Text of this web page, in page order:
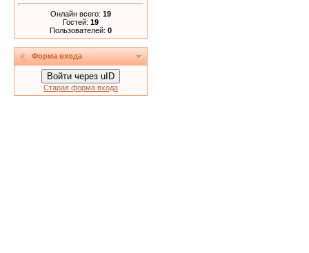
Онлайн всего: 19
Гостей: 19
Пользователей: 0
Форма входа
Войти через uID
Старая форма входа